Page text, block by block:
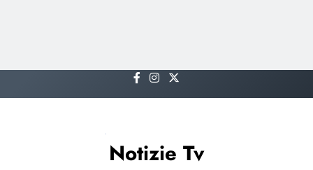
to
Notizie Tv